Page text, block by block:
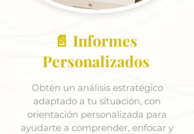
📄 Informes
Personalizados
Obtén un análisis estratégico
adaptado a tu situación, con
orientación personalizada para
ayudarte a comprender, enfocar y